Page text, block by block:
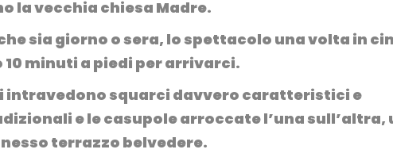
la vecchia chiesa Madre.
sia giorno o sera, lo spettacolo una volta in
10 minuti a piedi per arrivarci.
intravedono squarci davvero caratteristici e
e le casupole arroccate l’una sull’altra,
terrazzo belvedere.